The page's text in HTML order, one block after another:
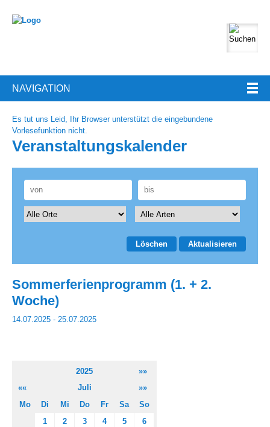
NAVIGATION
Es tut uns Leid, Ihr Browser unterstützt die eingebundene
Vorlesefunktion nicht.
Veranstaltungskalender
Löschen Aktualisieren
Sommerferienprogramm (1. + 2.
Woche)
14.07.2025 - 25.07.2025
2025
»»
««
Juli
»»
Mo
Di Mi Do Fr Sa
So
1
2 3 4 5
6